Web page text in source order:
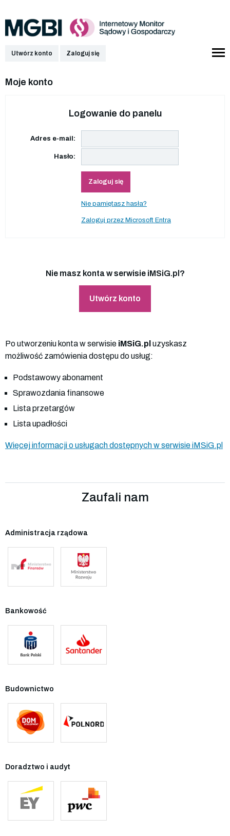
Utwórz konto Zaloguj się
Moje konto
Logowanie do panelu
Adres e-mail:
Hasło:
Zaloguj się
Nie pamiętasz hasła?
Zaloguj przez Microsoft Entra
Nie masz konta w serwisie iMSiG.pl?
Utwórz konto
Po utworzeniu konta w serwisie iMSiG.pl uzyskasz
możliwość zamówienia dostępu do usług:
Podstawowy abonament
Sprawozdania finansowe
Lista przetargów
Lista upadłości
Więcej informacji o usługach dostępnych w serwisie iMSiG.pl
Zaufali nam
Administracja rządowa
Bankowość
Budownictwo
Doradztwo i audyt